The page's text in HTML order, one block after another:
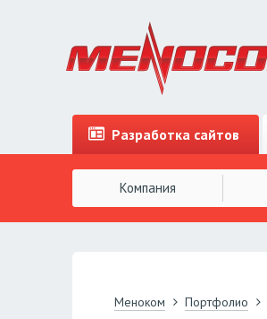
Разработка сайтов
Компания
Меноком Портфолио